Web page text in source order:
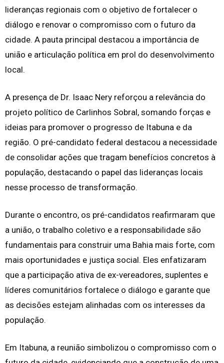
lideranças regionais com o objetivo de fortalecer o
diálogo e renovar o compromisso com o futuro da
cidade. A pauta principal destacou a importância de
união e articulação política em prol do desenvolvimento
local.
A presença de Dr. Isaac Nery reforçou a relevância do
projeto político de Carlinhos Sobral, somando forças e
ideias para promover o progresso de Itabuna e da
região. O pré-candidato federal destacou a necessidade
de consolidar ações que tragam benefícios concretos à
população, destacando o papel das lideranças locais
nesse processo de transformação.
Durante o encontro, os pré-candidatos reafirmaram que
a união, o trabalho coletivo e a responsabilidade são
fundamentais para construir uma Bahia mais forte, com
mais oportunidades e justiça social. Eles enfatizaram
que a participação ativa de ex-vereadores, suplentes e
líderes comunitários fortalece o diálogo e garante que
as decisões estejam alinhadas com os interesses da
população.
Em Itabuna, a reunião simbolizou o compromisso com o